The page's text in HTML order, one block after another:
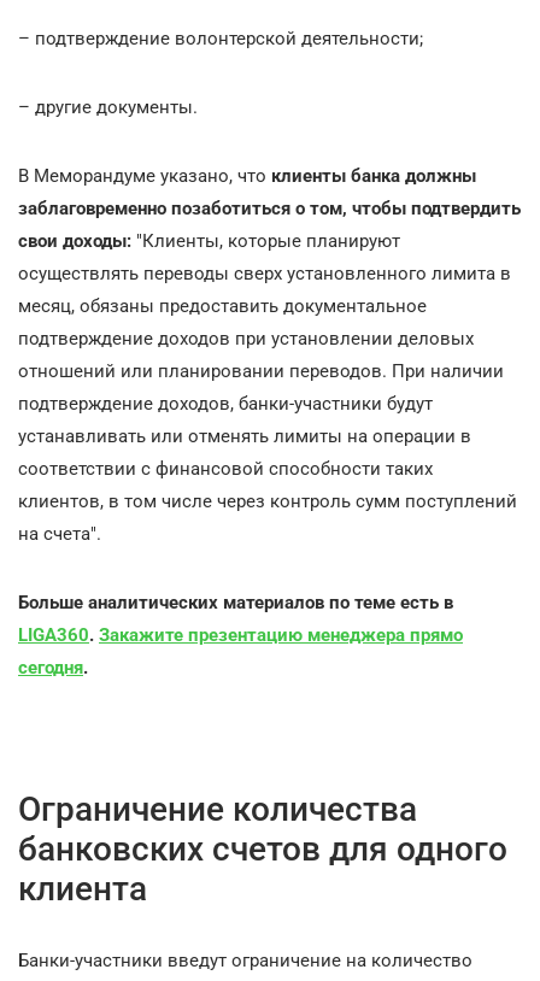
– подтверждение волонтерской деятельности;
– другие документы.
В Меморандуме указано, что клиенты банка должны
заблаговременно позаботиться о том, чтобы подтвердить
свои доходы: "Клиенты, которые планируют
осуществлять переводы сверх установленного лимита в
месяц, обязаны предоставить документальное
подтверждение доходов при установлении деловых
отношений или планировании переводов. При наличии
подтверждение доходов, банки-участники будут
устанавливать или отменять лимиты на операции в
соответствии с финансовой способности таких
клиентов, в том числе через контроль сумм поступлений
на счета".
Больше аналитических материалов по теме есть в
LIGA360. Закажите презентацию менеджера прямо
сегодня.
Ограничение количества
банковских счетов для одного
клиента
Банки-участники введут ограничение на количество